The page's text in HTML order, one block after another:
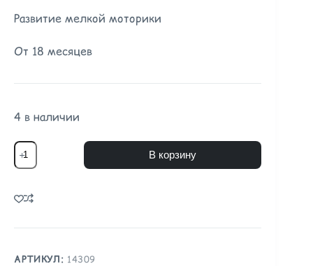
Развитие мелкой моторики
От 18 месяцев
4 в наличии
В корзину
АРТИКУЛ: 14309